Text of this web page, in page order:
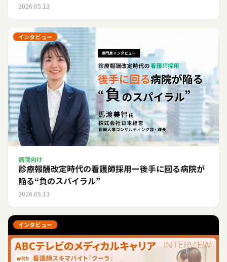
2026.05.13
インタビュー
病院向け
診療報酬改定時代の看護師採用ー後手に回る病院が
陥る“負のスパイラル”
2026.05.13
インタビュー